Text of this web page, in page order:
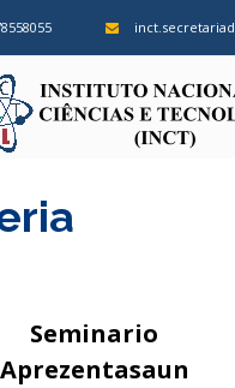
Seminario
Aprezentasaun